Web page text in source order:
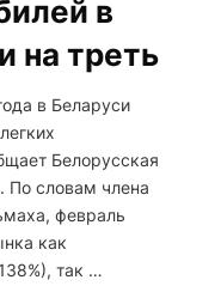
в
на треть
в Беларуси
Белорусская
По словам члена
февраль
как
так …